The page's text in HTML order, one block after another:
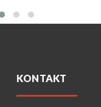
KONTAKT